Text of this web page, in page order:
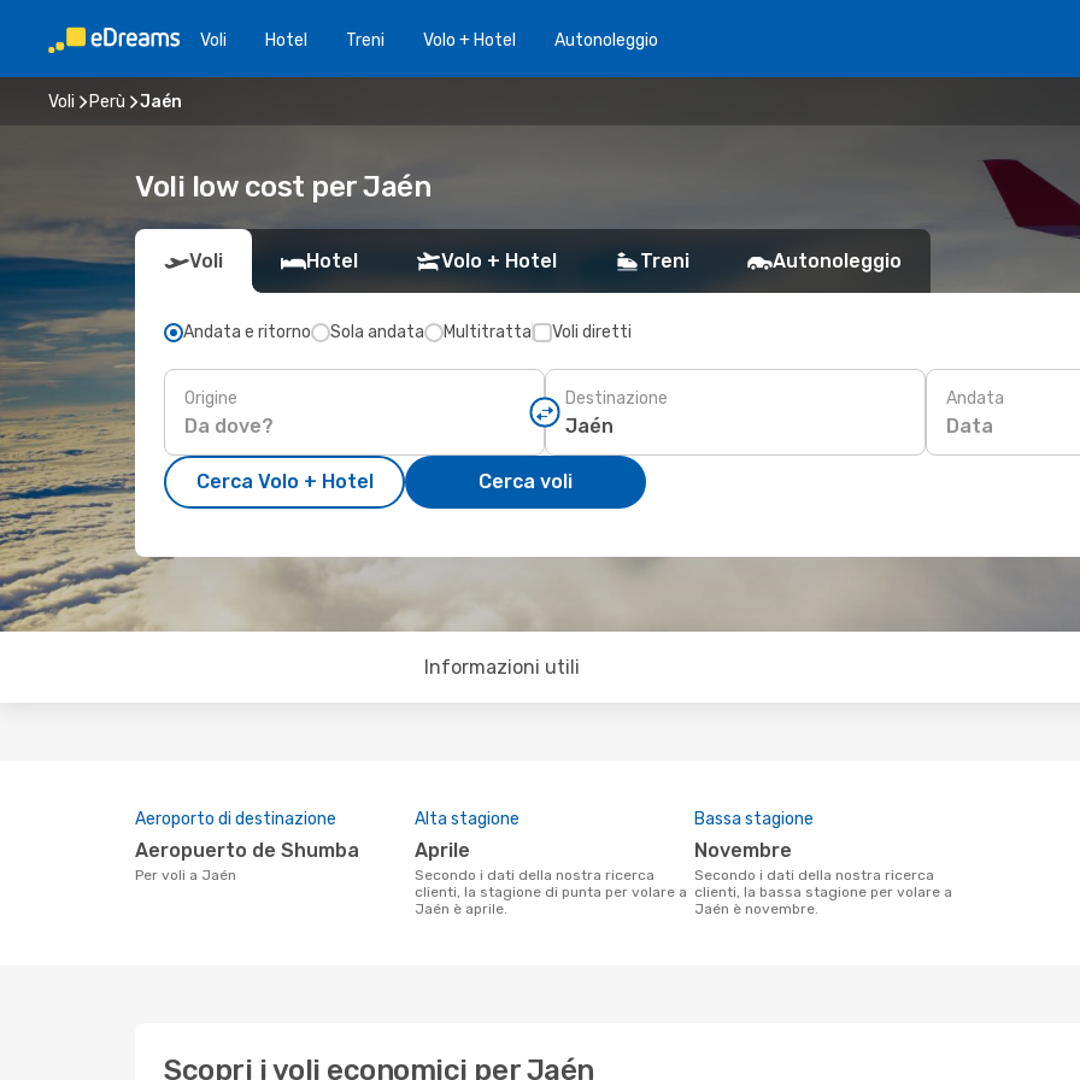
Voli Hotel Treni Volo + Hotel Autonoleggio
Voli Perù Jaén
Voli low cost per Jaén
Voli Hotel Volo + Hotel Treni Autonoleggio
Andata e ritorno Sola andata Multitratta Voli diretti
Origine Destinazione Andata
Data
Cerca Volo + Hotel Cerca voli
Informazioni utili
Aeroporto di destinazione
Aeropuerto de Shumba
Per voli a Jaén
Alta stagione
aprile
Secondo i dati della nostra ricerca
clienti, la stagione di punta per volare a
Jaén è aprile.
Bassa stagione
novembre
Secondo i dati della nostra ricerca
clienti, la bassa stagione per volare a
Jaén è novembre.
Scopri i voli economici per Jaén